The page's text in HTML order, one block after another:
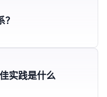
实践是什么